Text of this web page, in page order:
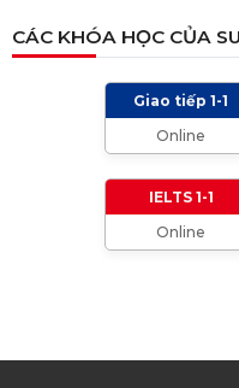
05/12/2021
TIÊU CHÍ
2024 VÀ
TỔNG
ANH (Từ
DỤNG VÀ
CÁC KHÓA HỌC CỦA
Giao tiếp 1-1
Online
IELTS 1-1
Online